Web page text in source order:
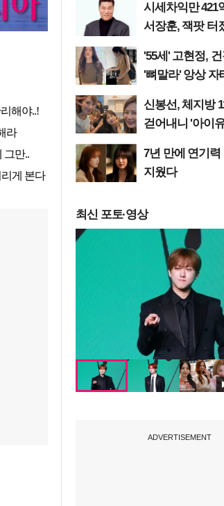
시세차익만
서장훈, 잭팟 터
'55세' 고현정,
'뼈말라' 앙상 자
신봉선, 체지방
걷어내니 '아이
7년 만에 연기
지웠다
최신 포토·영상
ADVERTISEMENT